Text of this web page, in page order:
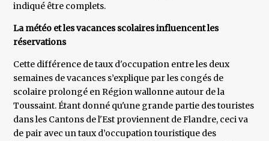
indiqué être complets.
La météo et les vacances scolaires influencent les
réservations
Cette différence de taux d'occupation entre les deux
semaines de vacances s’explique par les congés de
scolaire prolongé en Région wallonne autour de la
Toussaint. Étant donné qu'une grande partie des touristes
dans les Cantons de l'Est proviennent de Flandre, ceci va
de pair avec un taux d’occupation touristique des